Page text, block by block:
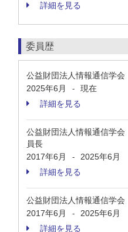
詳細を見る
委員歴
公益財団法人情報通信学
2025年6月
-
現在
詳細を見る
公益財団法人情報通信学
員長
2017年6月
-
2025年6月
詳細を見る
公益財団法人情報通信学
2017年6月
-
2025年6月
詳細を見る